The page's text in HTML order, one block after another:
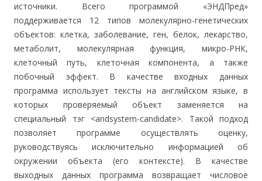
источники. Всего программой «ЭНДПред»
поддерживается 12 типов молекулярно-генетических
объектов: клетка, заболевание, ген, белок, лекарство,
метаболит, молекулярная функция, микро-РНК,
клеточный путь, клеточная компонента, а также
побочный эффект. В качестве входных данных
программа использует тексты на английском языке, в
которых проверяемый объект заменяется на
специальный тэг <andsystem-candidate>. Такой подход
позволяет программе осуществлять оценку,
руководствуясь исключительно информацией об
окружении объекта (его контексте). В качестве
выходных данных программа возвращает числовое